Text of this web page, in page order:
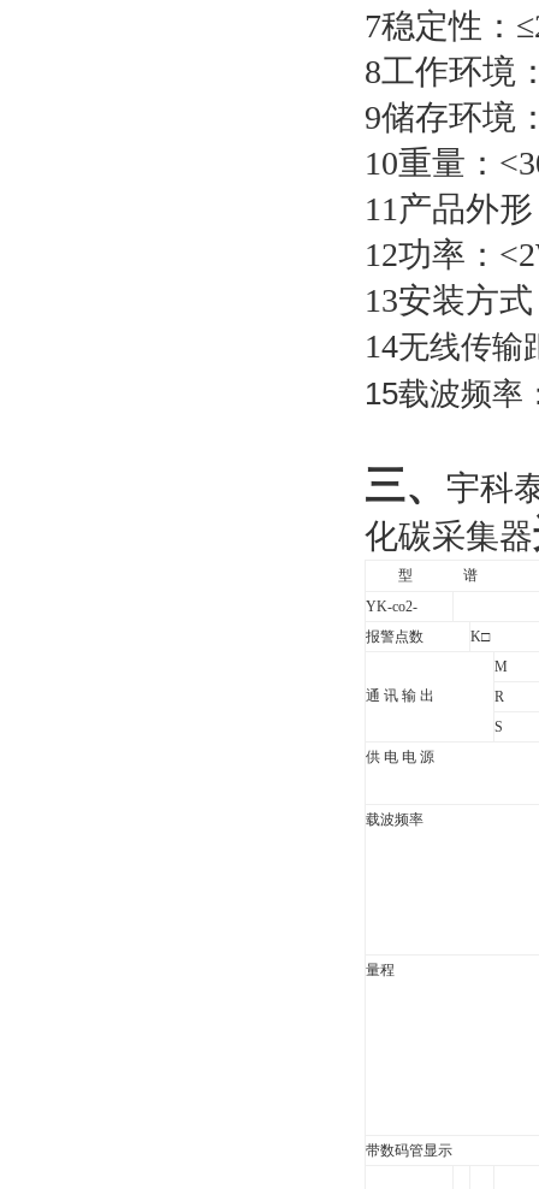
7稳定性：
8工作环境
9储存环境
10重量： <
11 产品外
12功率： <
13安装方
14无线传输
15载波频率
三、
宇科
化碳采集器
型
谱
YK-co2-
报警点数
K□
通 讯 输 出
M
R
S
供 电 电 源
载波频率
量程
带数码管显示